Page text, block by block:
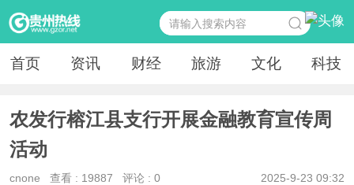
首页 资讯 财经 旅游 文化 科技
农发行榕江县支行开展金融教育宣传周
活动
2025-9-23 09:32
cnone 查看 : 19887 评论 : 0